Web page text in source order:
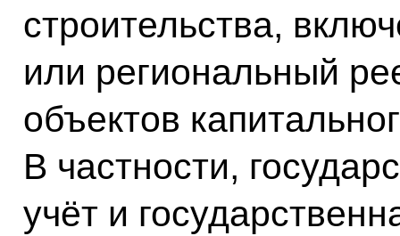
строительства,
или региональный
объектов
В частности,
учёт и